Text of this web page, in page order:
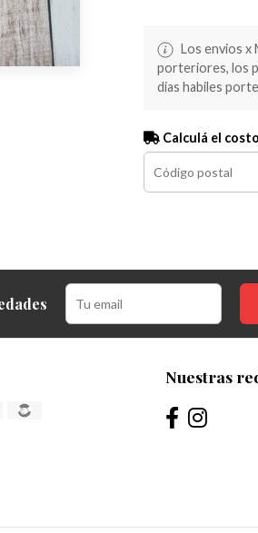
Los envios x
porteriores, los
dias habiles
Calculá el
Nuestras